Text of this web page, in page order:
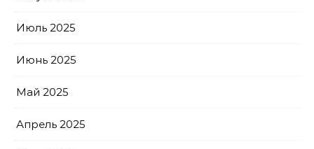
Июль 2025
Июнь 2025
Май 2025
Апрель 2025